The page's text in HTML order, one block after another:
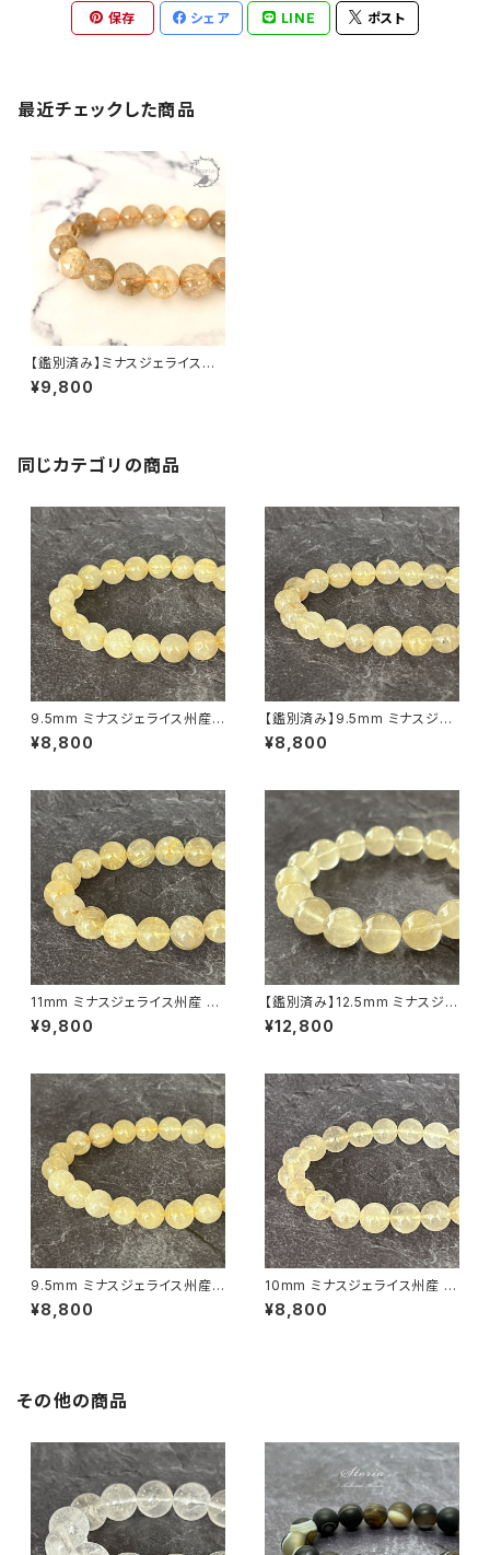
保存 シェア LINE ポスト
最近チェックした商品
【鑑別済み】ミナスジェライス産
12mm珠 ルチルクォーツ ブレス
レット
¥9,800
同じカテゴリの商品
9.5mm ミナスジェライス州産
ゴールデン ルチルクォーツ ブレ
スレット【鑑別済み・画像現物・R
¥8,800
【鑑別済み】9.5mm ミナスジェ
ライス州産 ゴールデン ルチルク
ォーツ ブレスレット【画像現物・
¥8,800
11mm ミナスジェライス州産 ゴ
ールデン ルチルクォーツ ブレス
レット【鑑別済み・画像現物・RT
¥9,800
【鑑別済み】12.5mm ミナスジェ
ライス産 ヴィーナスヘアルチル
クォーツ（金針水晶）ブレスレット
¥12,800
9.5mm ミナスジェライス州産
ゴールデン ルチルクォーツ ブレ
スレット【鑑別済み・画像現物・R
¥8,800
10mm ミナスジェライス州産 ゴ
ールデン ルチルクォーツ ブレス
レット【鑑別済み・画像現物・RT
¥8,800
その他の商品